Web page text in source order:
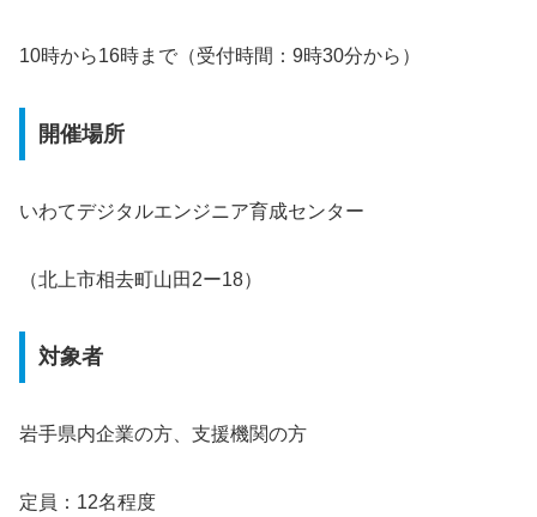
10時から16時まで（受付時間：9時30分から）
開催場所
いわてデジタルエンジニア育成センター
（北上市相去町山田2ー18）
対象者
岩手県内企業の方、支援機関の方
定員：12名程度